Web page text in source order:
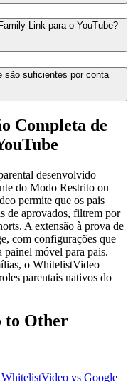
Link para o YouTube?
são suficientes por conta
Completa de
desenvolvido
do Modo Restrito ou
permite que os pais
de aprovados, filtrem por
A extensão à prova de
com configurações que
móvel para pais.
o WhitelistVideo
parentais nativos do
to Other
WhitelistVideo vs Google